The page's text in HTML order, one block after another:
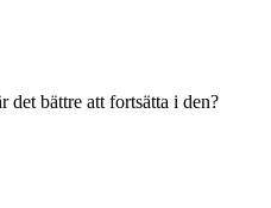
det bättre att fortsätta i den?